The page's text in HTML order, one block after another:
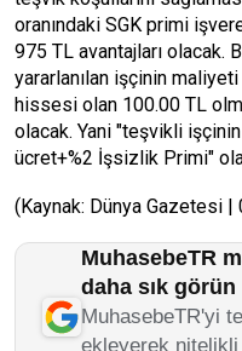
oranındaki SGK primi
975 TL avantajları
yararlanılan işçinin
hissesi olan 100.00 TL
olacak. Yani "teşvikli
ücret+%2 İşsizlik Primi"
(Kaynak: Dünya Gazetesi |
MuhasebeTR
daha sık görün
MuhasebeTR'yi
ekleyerek